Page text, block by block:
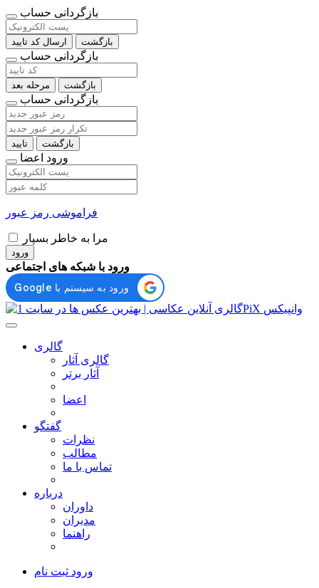
بازگردانی حساب
ارسال کد تایید بازگشت
بازگردانی حساب
مرحله بعد بازگشت
بازگردانی حساب
تایید بازگشت
ورود اعضا
فراموشی رمز عبور
مرا به خاطر بسپار
ورود
ورود با شبکه های اجتماعی
گالری
گالری آثار
آثار برتر
اعضا
گفتگو
نظرات
مطالب
تماس با ما
درباره
داوران
مدیران
راهنما
ورود ثبت نام